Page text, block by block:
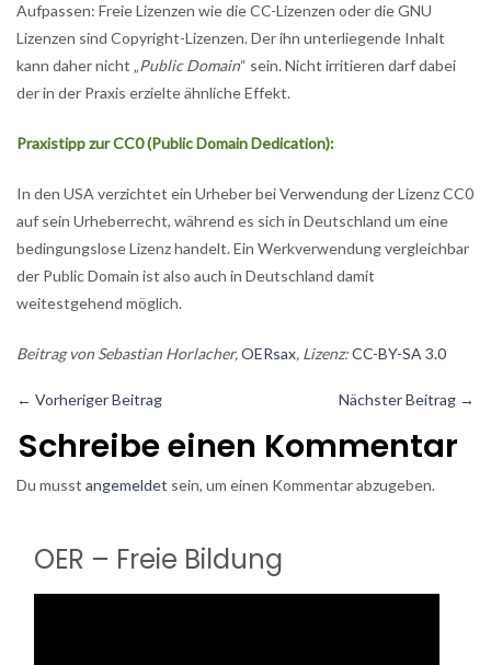
Aufpassen: Freie Lizenzen wie die CC-Lizenzen oder die GNU
Lizenzen sind Copyright-Lizenzen. Der ihn unterliegende Inhalt
kann daher nicht „Public Domain“ sein. Nicht irritieren darf dabei
der in der Praxis erzielte ähnliche Effekt.
Praxistipp zur CC0 (Public Domain Dedication):
In den USA verzichtet ein Urheber bei Verwendung der Lizenz CC0
auf sein Urheberrecht, während es sich in Deutschland um eine
bedingungslose Lizenz handelt. Ein Werkverwendung vergleichbar
der Public Domain ist also auch in Deutschland damit
weitestgehend möglich.
Beitrag von Sebastian Horlacher,OERsax, Lizenz:CC-BY-SA 3.0
← Vorheriger Beitrag Nächster Beitrag →
Schreibe einen Kommentar
Du musst angemeldet sein, um einen Kommentar abzugeben.
OER – Freie Bildung